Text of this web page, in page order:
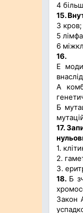
4
15.
3 кров;
5
6
16.
Е
А
Б
17.
1.
2.
3.
18. Б
Закон